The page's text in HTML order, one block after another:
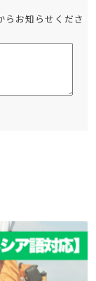
らお知らせくださ